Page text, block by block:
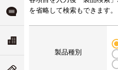
よくある質問
ティ
を省略して検索もできます。
製品種別